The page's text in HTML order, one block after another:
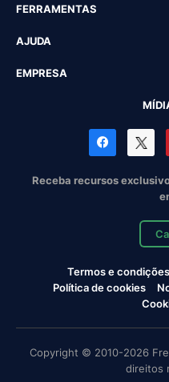
FERRAMENTAS
AJUDA
EMPRESA
Receba recursos
Termos e condições
Política de cookies
Copyright © 2010-2026
direitos